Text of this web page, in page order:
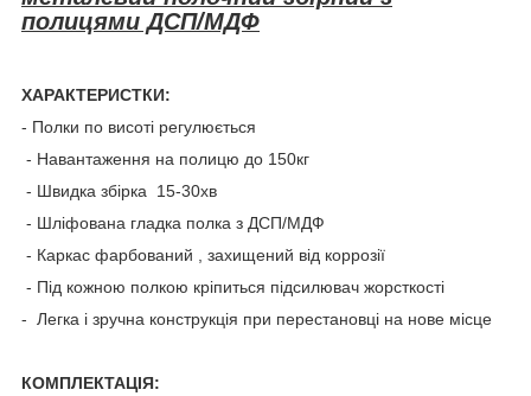
полицями ДСП/МДФ
ХАРАКТЕРИСТКИ:
- Полки по висоті регулюється
- Навантаження на полицю до 150кг
- Швидка збірка 15-30хв
- Шліфована гладка полка з ДСП/МДФ
- Каркас фарбований , захищений від коррозії
- Під кожною полкою кріпиться підсилювач жорсткості
- Легка і зручна конструкція при перестановці на нове місце
КОМПЛЕКТАЦІЯ: